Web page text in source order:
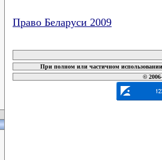
Право Беларуси 2009
При полном или частичном
©